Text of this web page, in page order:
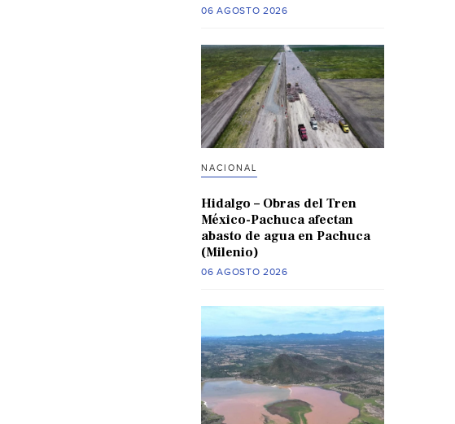
06 AGOSTO 2026
NACIONAL
Hidalgo – Obras del Tren
México-Pachuca afectan
abasto de agua en Pachuca
(Milenio)
06 AGOSTO 2026